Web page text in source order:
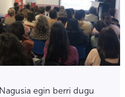
egin berri dugu